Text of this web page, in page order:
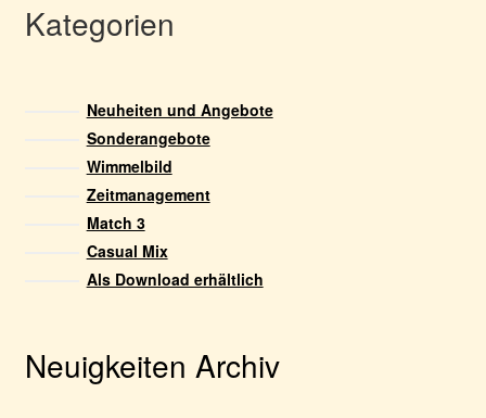
Kategorien
Neuheiten und Angebote
Sonderangebote
Wimmelbild
Zeitmanagement
Match 3
Casual Mix
Als Download erhältlich
Neuigkeiten Archiv